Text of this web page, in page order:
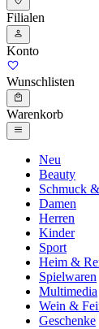
Filialen
Konto
Wunschlisten
Warenkorb
Neu
Beauty
Schmuck
Damen
Herren
Kinder
Sport
Heim &
Spielwaren
Multimedia
Wein &
Geschenke